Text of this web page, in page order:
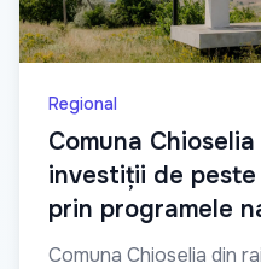
Regional
Comuna
investiții de
prin programele
Comuna Chioselia din